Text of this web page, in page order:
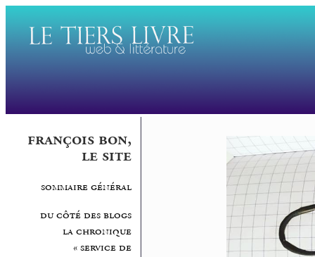
françois bon,
le site
sommaire général
du côté des blogs
la chronique
« service de